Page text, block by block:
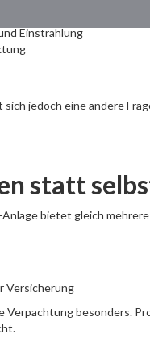
Einstrahlung
jedoch eine andere
statt
bietet gleich
Versicherung
Verpachtung besonders.